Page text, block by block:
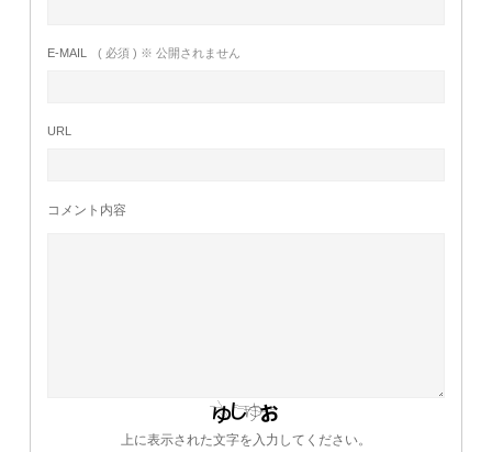
E-MAIL ( 必須 ) ※ 公開されません
URL
コメント内容
上に表示された文字を入力してください。